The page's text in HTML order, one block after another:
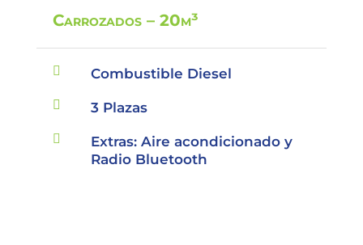
Carrozados – 20m³
 Combustible Diesel
 3 Plazas

Extras: Aire acondicionado y
Radio Bluetooth